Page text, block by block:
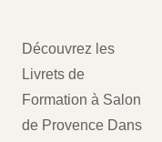
Découvrez les
Livrets de
Formation à Salon
de Provence Dans